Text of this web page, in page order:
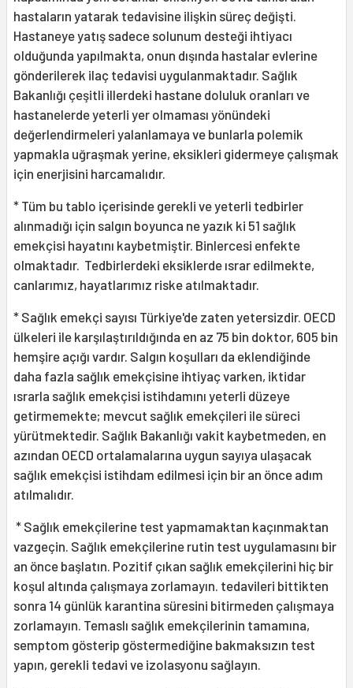
hastaların yatarak tedavisine ilişkin süreç değişti.
Hastaneye yatış sadece solunum desteği ihtiyacı
olduğunda yapılmakta, onun dışında hastalar evlerine
gönderilerek ilaç tedavisi uygulanmaktadır. Sağlık
Bakanlığı çeşitli illerdeki hastane doluluk oranları ve
hastanelerde yeterli yer olmaması yönündeki
değerlendirmeleri yalanlamaya ve bunlarla polemik
yapmakla uğraşmak yerine, eksikleri gidermeye çalışmak
için enerjisini harcamalıdır.
* Tüm bu tablo içerisinde gerekli ve yeterli tedbirler
alınmadığı için salgın boyunca ne yazık ki 51 sağlık
emekçisi hayatını kaybetmiştir. Binlercesi enfekte
olmaktadır. Tedbirlerdeki eksiklerde ısrar edilmekte,
canlarımız, hayatlarımız riske atılmaktadır.
* Sağlık emekçi sayısı Türkiye'de zaten yetersizdir. OECD
ülkeleri ile karşılaştırıldığında en az 75 bin doktor, 605 bin
hemşire açığı vardır. Salgın koşulları da eklendiğinde
daha fazla sağlık emekçisine ihtiyaç varken, iktidar
ısrarla sağlık emekçisi istihdamını yeterli düzeye
getirmemekte; mevcut sağlık emekçileri ile süreci
yürütmektedir. Sağlık Bakanlığı vakit kaybetmeden, en
azından OECD ortalamalarına uygun sayıya ulaşacak
sağlık emekçisi istihdam edilmesi için bir an önce adım
atılmalıdır.
* Sağlık emekçilerine test yapmamaktan kaçınmaktan
vazgeçin. Sağlık emekçilerine rutin test uygulamasını bir
an önce başlatın. Pozitif çıkan sağlık emekçilerini hiç bir
koşul altında çalışmaya zorlamayın. tedavileri bittikten
sonra 14 günlük karantina süresini bitirmeden çalışmaya
zorlamayın. Temaslı sağlık emekçilerinin tamamına,
semptom gösterip göstermediğine bakmaksızın test
yapın, gerekli tedavi ve izolasyonu sağlayın.